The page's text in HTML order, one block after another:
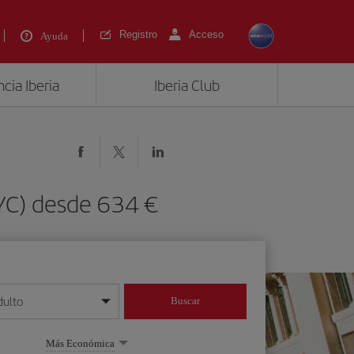
Ayuda Registro Acceso
Iberia Iberia Club
desde 634 €
mes/año
Buscar
Más Económica